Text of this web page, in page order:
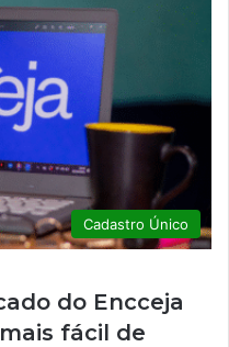
Cadastro Único
do Encceja
fácil de